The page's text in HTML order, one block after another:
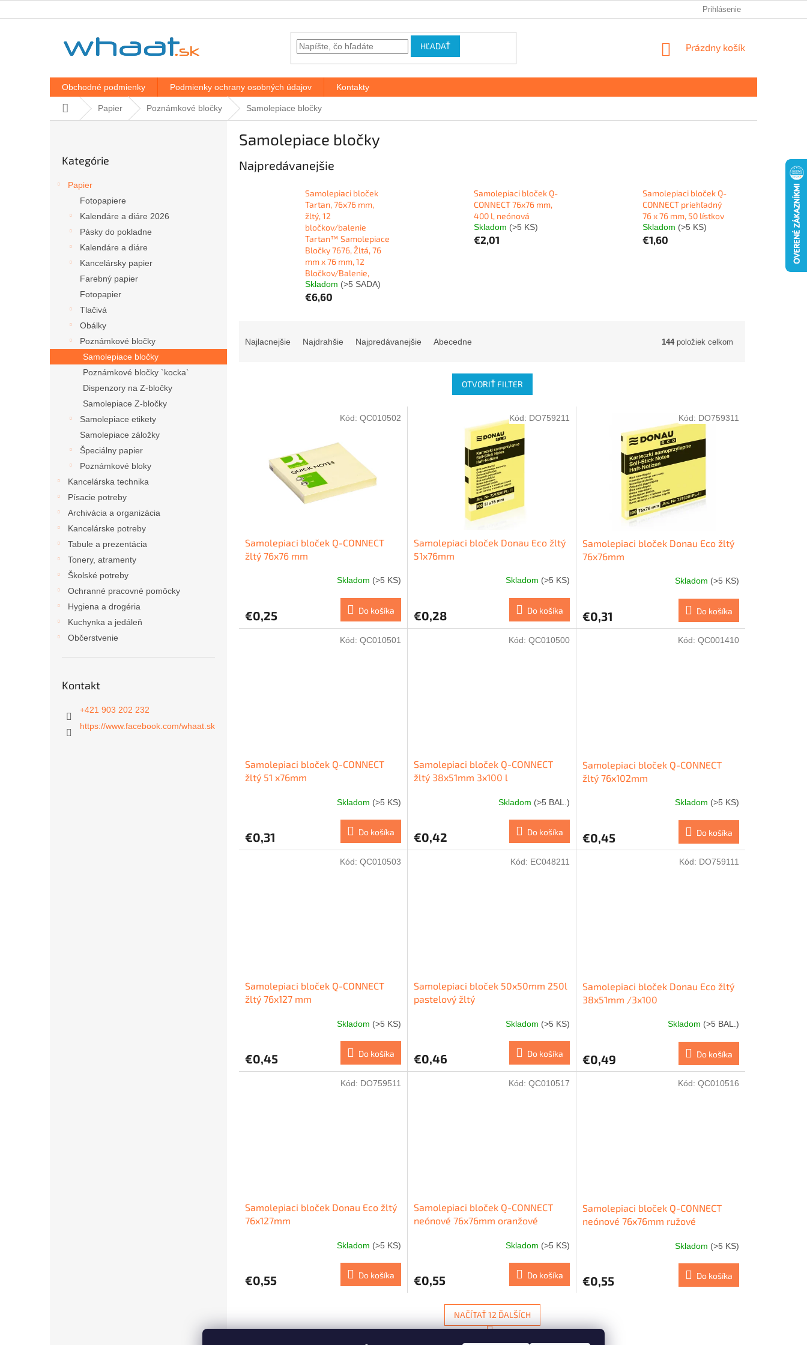
na
Prihlásenie
HĽADAŤ
NÁKUPNÝ
Prázdny košík
Obchodné podmienky Podmienky ochrany osobných údajov Kontakty
DomovPapier Poznámkové bločky Samolepiace bločky
kategórie
Kategórie
Papier
Fotopapiere
Kalendáre a diáre 2026
Pásky do pokladne
Kalendáre a diáre
Kancelársky papier
Farebný papier
Fotopapier
Tlačivá
Obálky
Poznámkové bločky
Samolepiace bločky
Poznámkové bločky `kocka`
Dispenzory na Z-bločky
Samolepiace Z-bločky
Samolepiace etikety
Samolepiace záložky
Špeciálny papier
Poznámkové bloky
Kancelárska technika
Písacie potreby
Archivácia a organizácia
Kancelárske potreby
Tabule a prezentácia
Tonery, atramenty
Školské potreby
Ochranné pracovné pomôcky
Hygiena a drogéria
Kuchynka a jedáleň
Občerstvenie
Kontakt
+421 903 202 232
https://www.facebook.com/whaat.sk
Samolepiace bločky
Najpredávanejšie
Samolepiaci bloček
Tartan, 76x76 mm,
žltý, 12
bločkov/balenie
Tartan™ Samolepiace
Bločky 7676, Žltá, 76
mm x 76 mm, 12
Bločkov/Balenie,
Skladom (>5 SADA)
€6,60
Samolepiaci bloček Q-
CONNECT 76x76 mm,
400 l, neónová
Skladom (>5 KS)
€2,01
Samolepiaci bloček Q-
CONNECT priehľadný
76 x 76 mm, 50 lístkov
Skladom (>5 KS)
€1,60
Najlacnejšie Najdrahšie Najpredávanejšie Abecedne 144položiek celkom
OTVORIŤ FILTER
Samolepiaci bloček Q-CONNECT
žltý 76x76 mm
Skladom (>5 KS)
€0,25 Do košíka
Kód: QC010502
Samolepiaci bloček Donau Eco žltý
51x76mm
Skladom (>5 KS)
€0,28 Do košíka
Kód: DO759211
Samolepiaci bloček Donau Eco žltý
76x76mm
Skladom (>5 KS)
€0,31 Do košíka
Kód: DO759311
Samolepiaci bloček Q-CONNECT
žltý 51 x76mm
Skladom (>5 KS)
€0,31 Do košíka
Kód: QC010501
Samolepiaci bloček Q-CONNECT
žltý 38x51mm 3x100 l
Skladom (>5 BAL.)
€0,42 Do košíka
Kód: QC010500
Samolepiaci bloček Q-CONNECT
žltý 76x102mm
Skladom (>5 KS)
€0,45 Do košíka
Kód: QC001410
Samolepiaci bloček Q-CONNECT
žltý 76x127 mm
Skladom (>5 KS)
€0,45 Do košíka
Kód: QC010503
Samolepiaci bloček 50x50mm 250l
pastelový žltý
Skladom (>5 KS)
€0,46 Do košíka
Kód: EC048211
Samolepiaci bloček Donau Eco žltý
38x51mm /3x100
Skladom (>5 BAL.)
€0,49 Do košíka
Kód: DO759111
Samolepiaci bloček Donau Eco žltý
76x127mm
Skladom (>5 KS)
€0,55 Do košíka
Kód: DO759511
Samolepiaci bloček Q-CONNECT
neónové 76x76mm oranžové
Skladom (>5 KS)
€0,55 Do košíka
Kód: QC010517
Samolepiaci bloček Q-CONNECT
neónové 76x76mm ružové
Skladom (>5 KS)
€0,55 Do košíka
Kód: QC010516
O
NAČÍTAŤ 12 ĎALŠÍCH
S
t